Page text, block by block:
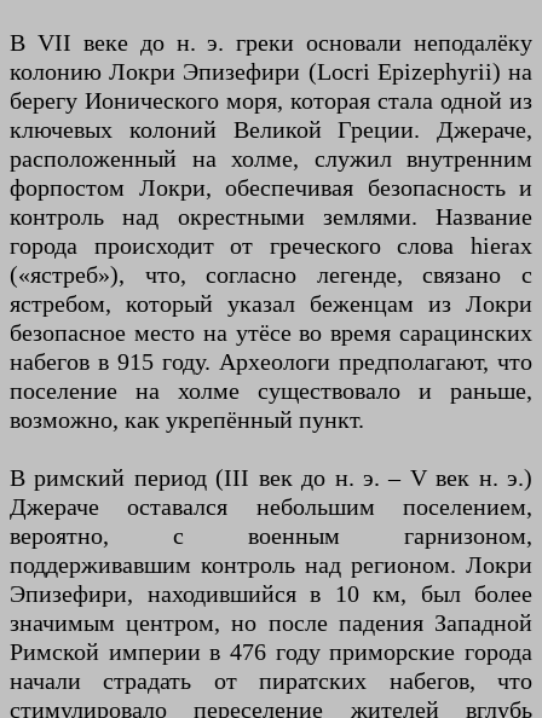
В VII веке до н. э. греки основали неподалёку
колонию Локри Эпизефири (Locri Epizephyrii) на
берегу Ионического моря, которая стала одной из
ключевых колоний Великой Греции. Джераче,
расположенный на холме, служил внутренним
форпостом Локри, обеспечивая безопасность и
контроль над окрестными землями. Название
города происходит от греческого слова hierax
(«ястреб»), что, согласно легенде, связано с
ястребом, который указал беженцам из Локри
безопасное место на утёсе во время сарацинских
набегов в 915 году. Археологи предполагают, что
поселение на холме существовало и раньше,
возможно, как укрепённый пункт.
В римский период (III век до н. э. – V век н. э.)
Джераче оставался небольшим поселением,
вероятно, с военным гарнизоном,
поддерживавшим контроль над регионом. Локри
Эпизефири, находившийся в 10 км, был более
значимым центром, но после падения Западной
Римской империи в 476 году приморские города
начали страдать от пиратских набегов, что
стимулировало переселение жителей вглубь